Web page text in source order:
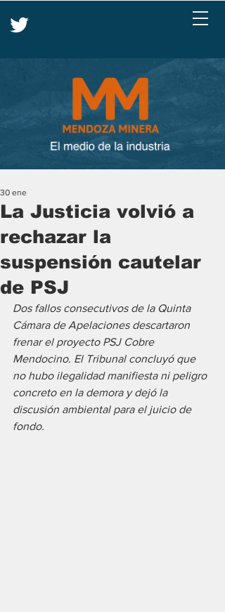
La Justicia volvió a
rechazar la
suspensión cautelar
de PSJ
30 ene
Dos fallos consecutivos de la Quinta
Cámara de Apelaciones descartaron
frenar el proyecto PSJ Cobre
Mendocino. El Tribunal concluyó que
no hubo ilegalidad manifiesta ni peligro
concreto en la demora y dejó la
discusión ambiental para el juicio de
fondo.